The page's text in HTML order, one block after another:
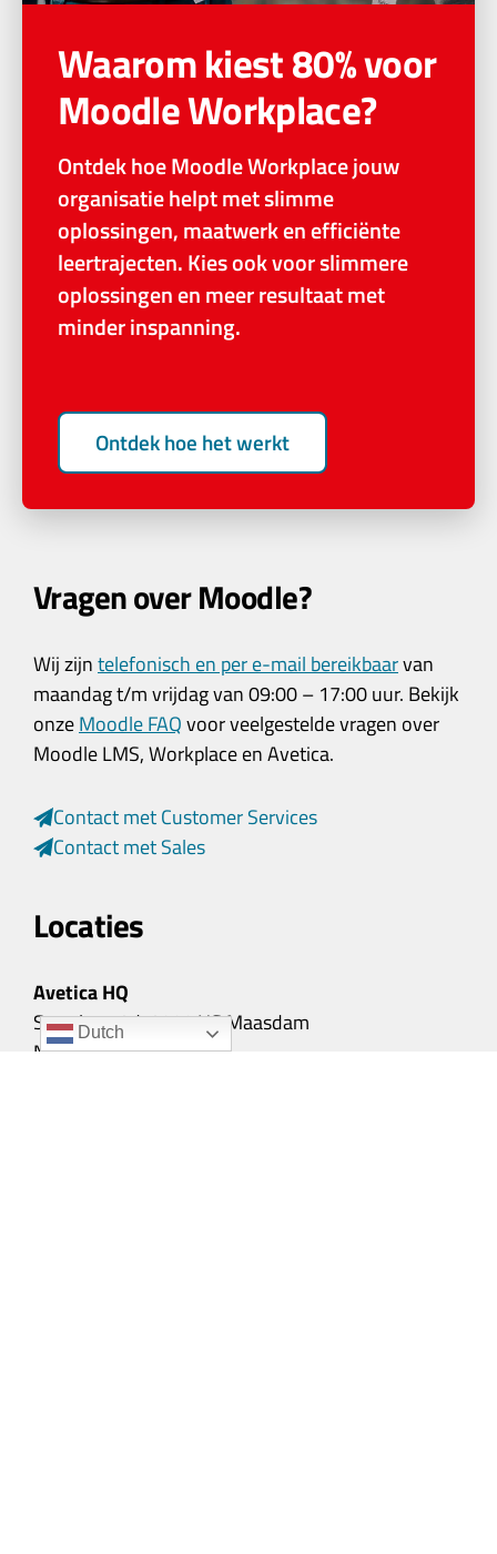
Waarom kiest 80% voor
Moodle Workplace?
Ontdek hoe Moodle Workplace jouw
organisatie helpt met slimme
oplossingen, maatwerk en efficiënte
leertrajecten. Kies ook voor slimmere
oplossingen en meer resultaat met
minder inspanning.
Ontdek hoe het werkt
Vragen over Moodle?
Wij zijntelefonisch en per e-mail bereikbaarvan
maandag t/m vrijdag van 09:00 – 17:00 uur. Bekijk
onzeMoodle FAQvoor veelgestelde vragen over
Moodle LMS, Workplace en Avetica.
Contact met Customer Services
Contact met Sales
Locaties
Avetica HQ
Sportlaan 3d, 3299 XG Maasdam
Nederland
Dutch